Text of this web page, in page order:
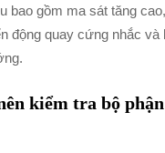
bao gồm ma sát tăng
động quay cứng nhắc
kiểm tra bộ